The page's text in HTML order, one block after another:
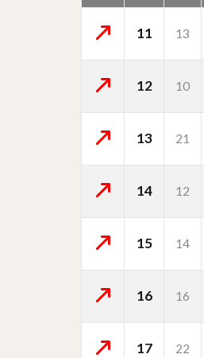
11 13
12 10
13 21
14 12
15 14
16 16
17 22